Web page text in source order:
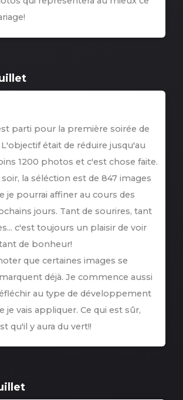
parti pour la première soirée de
était de réduire jusqu'au
1200 photos et c'est chose faite.
soir, la séléction est de 847 images
je pourrai affiner au cours des
jours. Tant de sourires, tant
c'est toujours un plaisir de voir
de bonheur!
que certaines images se
déjà. Je commence aussi
au type de développement
je vais appliquer. Ce qui est sûr,
qu'il y aura du vert!!